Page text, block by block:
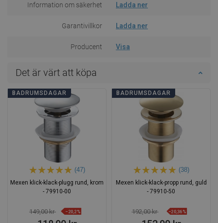
Information om säkerhet Ladda ner
Garantivillkor Ladda ner
Producent Visa
Det är värt att köpa
BADRUMSDAGAR
(47)
Mexen klick-klack-plugg rund, krom
- 79910-00
149,00 kr −20,2%
BADRUMSDAGAR
(38)
Mexen klick-klack-propp rund, guld
- 79910-50
192,00 kr −20,36%